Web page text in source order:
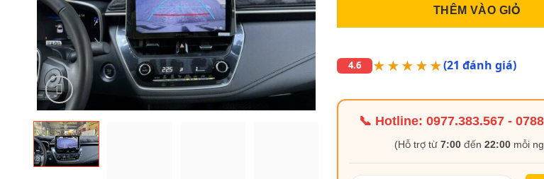
THÊM VÀO GIỎ
4.6 ★★★★★(21 đánh giá)
📞 Hotline:0977.383.567 -
(Hỗ trợ từ7:00 đến22:00 mỗi